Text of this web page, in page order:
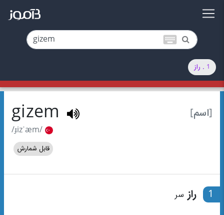
keyboard
1 . راز
[اسم] gizem
/ɟizˈæm/
قابل شمارش
1 راز سر